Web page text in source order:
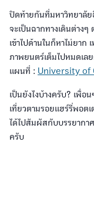
ปิดท้ายกันที่มหาวิทยาลัย
จะเป็นฉากทางเดินต่างๆ
เข้าไปด้านในก็หาไม่ยาก
ภาพยนตร์เต็มไปหมดเล
แผนที่ : University of
เป็นยังไงบ้างครับ? เพื่อ
เที่ยวตามรอยแฮร์รี่พอต
ได้ไปสัมผัสกับบรรยากา
ครับ